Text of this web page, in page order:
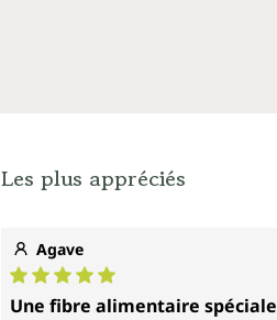
Les plus appréciés
Agave
Note moyenne de 5 sur 5 étoiles
Une fibre alimentaire spéciale